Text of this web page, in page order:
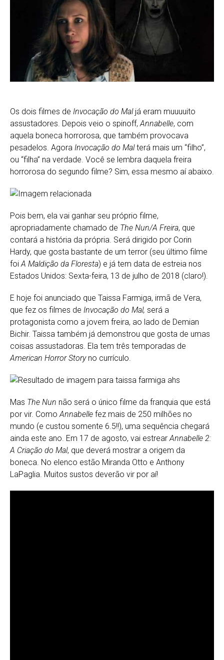
Os dois filmes de Invocação do Maljá eram muuuuito
assustadores. Depois veio o spinoff,Annabelle, com
aquela boneca horrorosa, que também provocava
pesadelos. Agora Invocação do Malterá mais um “filho”,
ou “filha” na verdade. Você se lembra daquela freira
horrorosa do segundo filme? Sim, essa mesmo aí abaixo.
Pois bem, ela vai ganhar seu próprio filme,
apropriadamente chamado de The Nun/A Freira, que
contará a história da própria. Será dirigido por Corin
Hardy, que gosta bastante de um terror (seu último filme
foiA Maldição da Floresta) e já tem data de estreia nos
Estados Unidos: Sexta-feira, 13 de julho de 2018 (claro!).
E hoje foi anunciado que Taissa Farmiga, irmã de Vera,
que fez os filmes de Invocação do Mal, será a
protagonista como a jovem freira, ao lado de Demian
Bichir. Taissa também já demonstrou que gosta de umas
coisas assustadoras. Ela tem três temporadas de
American Horror Storyno currículo.
Mas The Nun não será o único filme da franquia que está
por vir. ComoAnnabelle fez mais de 250 milhões no
mundo (e custou somente 6.5!!), uma sequência chegará
ainda este ano. Em 17 de agosto, vai estrearAnnabelle 2:
A Criação do Mal, que deverá mostrar a origem da
boneca. No elenco estão Miranda Otto e Anthony
LaPaglia. Muitos sustos deverão vir por aí!